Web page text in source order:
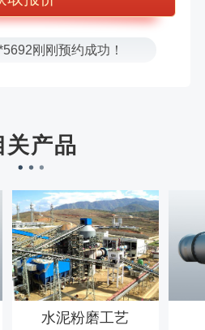
刚刚预约成功！
刚刚预约成功！
刚刚预约成功！
关产品
水泥粉磨工艺